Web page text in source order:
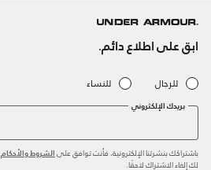
ابق على اطلاع دائم.
للرجال للنساء
بريدك الإلكتروني
باشتراكك بنشرتنا الإلكترونية، فأنت توافق على الشروط والأحكام
لك إلغاء الاشتراك لاحقًا.